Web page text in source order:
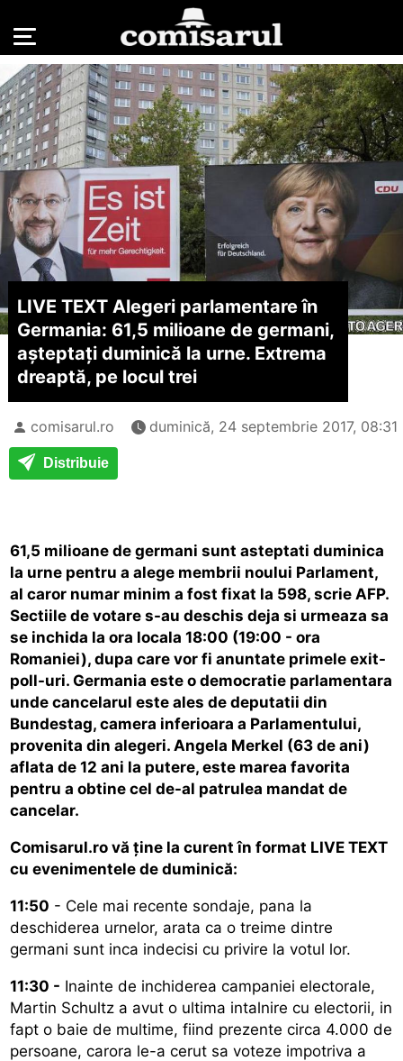
LIVE TEXT Alegeri parlamentare în
Germania: 61,5 milioane de germani,
așteptați duminică la urne. Extrema
dreaptă, pe locul trei
comisarul.ro duminică, 24 septembrie 2017, 08:31
Distribuie
61,5 milioane de germani sunt asteptati duminica
la urne pentru a alege membrii noului Parlament,
al caror numar minim a fost fixat la 598, scrie AFP.
Sectiile de votare s-au deschis deja si urmeaza sa
se inchida la ora locala 18:00 (19:00 - ora
Romaniei), dupa care vor fi anuntate primele exit-
poll-uri. Germania este o democratie parlamentara
unde cancelarul este ales de deputatii din
Bundestag, camera inferioara a Parlamentului,
provenita din alegeri. Angela Merkel (63 de ani)
aflata de 12 ani la putere, este marea favorita
pentru a obtine cel de-al patrulea mandat de
cancelar.
Comisarul.ro vă ține la curent în format LIVE TEXT
cu evenimentele de duminică:
11:50 - Cele mai recente sondaje, pana la
deschiderea urnelor, arata ca o treime dintre
germani sunt inca indecisi cu privire la votul lor.
11:30 - Inainte de inchiderea campaniei electorale,
Martin Schultz a avut o ultima intalnire cu electorii, in
fapt o baie de multime, fiind prezente circa 4.000 de
persoane, carora le-a cerut sa voteze impotriva a